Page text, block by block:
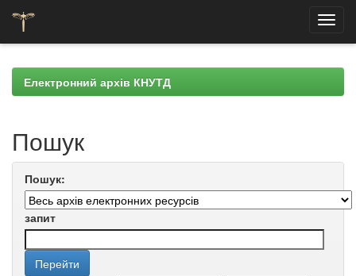
navigationЕлектронний архів КНУТД
Пошук
Пошук:
запит